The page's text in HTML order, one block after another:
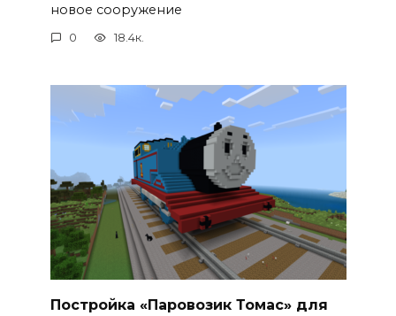
новое сооружение
0 18.4к.
Постройка «Паровозик Томас» для